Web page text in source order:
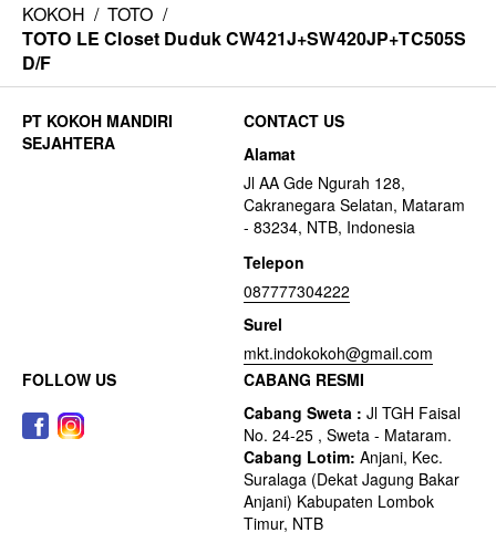
KOKOH / TOTO /
TOTO LE Closet Duduk CW421J+SW420JP+TC505S
D/F
CONTACT US
Alamat
Jl AA Gde Ngurah 128,
Cakranegara Selatan, Mataram
- 83234, NTB, Indonesia
Telepon
087777304222
Surel
mkt.indokokoh@gmail.com
FOLLOW US
CABANG RESMI